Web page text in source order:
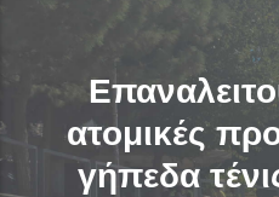
ατομικές
γήπεδα